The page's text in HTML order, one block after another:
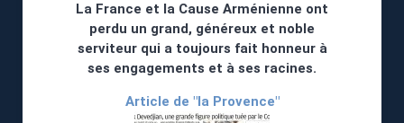
La France et la Cause Arménienne ont
perdu un grand, généreux et noble
serviteur qui a toujours fait honneur à
ses engagements et à ses racines.
Article de "la Provence"